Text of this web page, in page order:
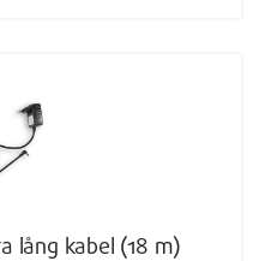
lång kabel (18 m)